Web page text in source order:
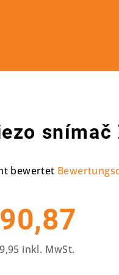
snímač
bewertet
inkl. MwSt.